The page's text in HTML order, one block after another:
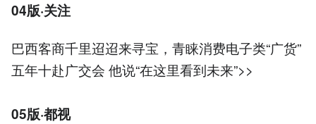
04版·关注
巴西客商千里迢迢来寻宝，青睐消费电子类“广货”
五年十赴广交会 他说“在这里看到未来”>>
05版·都视